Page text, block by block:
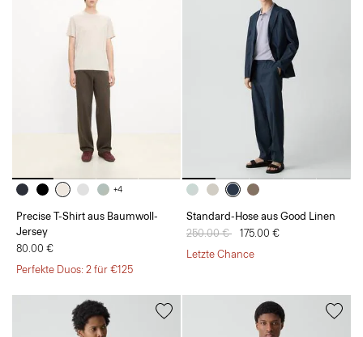
+4
Precise T-Shirt aus Baumwoll-
Jersey
80.00 €
Perfekte Duos: 2 für €125
Standard-Hose aus Good Linen
Preis reduziert von
250.00 € auf
175.00 €
Letzte Chance